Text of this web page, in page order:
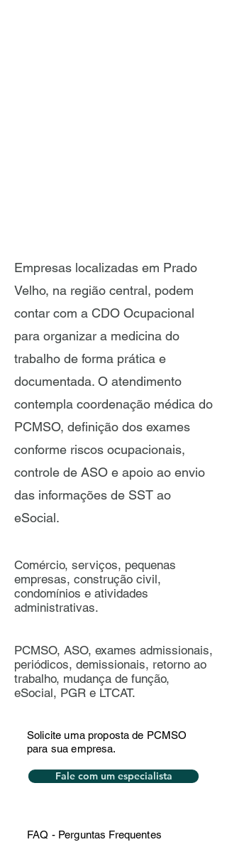
Empresas localizadas em Prado
Velho, na região central, podem
contar com a CDO Ocupacional
para organizar a medicina do
trabalho de forma prática e
documentada. O atendimento
contempla coordenação médica do
PCMSO, definição dos exames
conforme riscos ocupacionais,
controle de ASO e apoio ao envio
das informações de SST ao
eSocial.
Comércio, serviços, pequenas
empresas, construção civil,
condomínios e atividades
administrativas.
PCMSO, ASO, exames admissionais,
periódicos, demissionais, retorno ao
trabalho, mudança de função,
eSocial, PGR e LTCAT.
Solicite uma proposta de PCMSO
para sua empresa.
Fale com um especialista
FAQ - Perguntas Frequentes